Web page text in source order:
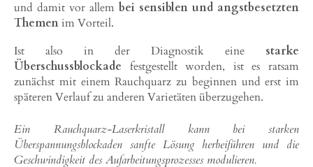
und damit vor allem bei sensiblen und angstbesetzten
Themenim Vorteil.
Ist also in der Diagnostik eine starke
Überschussblockade festgestellt worden, ist es ratsam
zunächst mit einem Rauchquarz zu beginnen und erst im
späteren Verlauf zu anderen Varietäten überzugehen.
Ein Rauchquarz-Laserkristall kann bei starken
Überspannungsblockaden sanfte Lösung herbeiführen und die
Geschwindigkeit des Aufarbeitungsprozesses modulieren.